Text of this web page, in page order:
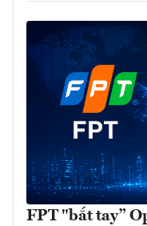
FPT "bắt tay”